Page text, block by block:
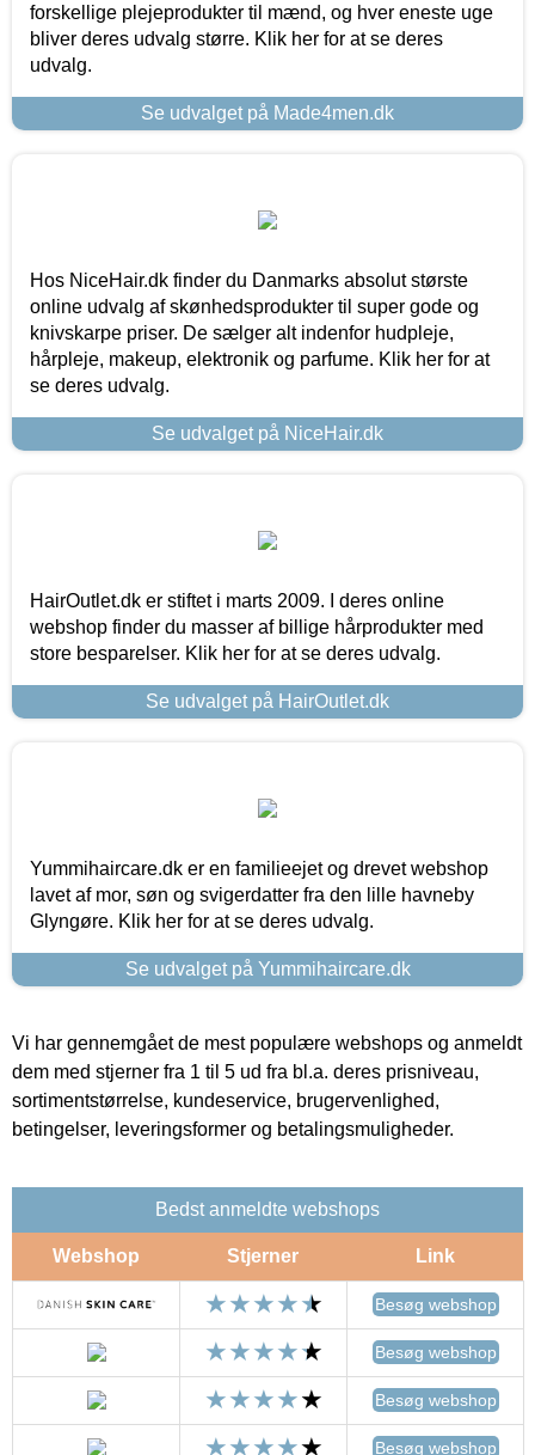
forskellige plejeprodukter til mænd, og hver eneste uge
bliver deres udvalg større. Klik her for at se deres
udvalg.
Se udvalget på Made4men.dk
Hos NiceHair.dk finder du Danmarks absolut største
online udvalg af skønhedsprodukter til super gode og
knivskarpe priser. De sælger alt indenfor hudpleje,
hårpleje, makeup, elektronik og parfume. Klik her for at
se deres udvalg.
Se udvalget på NiceHair.dk
HairOutlet.dk er stiftet i marts 2009. I deres online
webshop finder du masser af billige hårprodukter med
store besparelser. Klik her for at se deres udvalg.
Se udvalget på HairOutlet.dk
Yummihaircare.dk er en familieejet og drevet webshop
lavet af mor, søn og svigerdatter fra den lille havneby
Glyngøre. Klik her for at se deres udvalg.
Se udvalget på Yummihaircare.dk
Vi har gennemgået de mest populære webshops og anmeldt
dem med stjerner fra 1 til 5 ud fra bl.a. deres prisniveau,
sortimentstørrelse, kundeservice, brugervenlighed,
betingelser, leveringsformer og betalingsmuligheder.
Bedst anmeldte webshops
Webshop Stjerner Link
Besøg webshop
Besøg webshop
Besøg webshop
Besøg webshop